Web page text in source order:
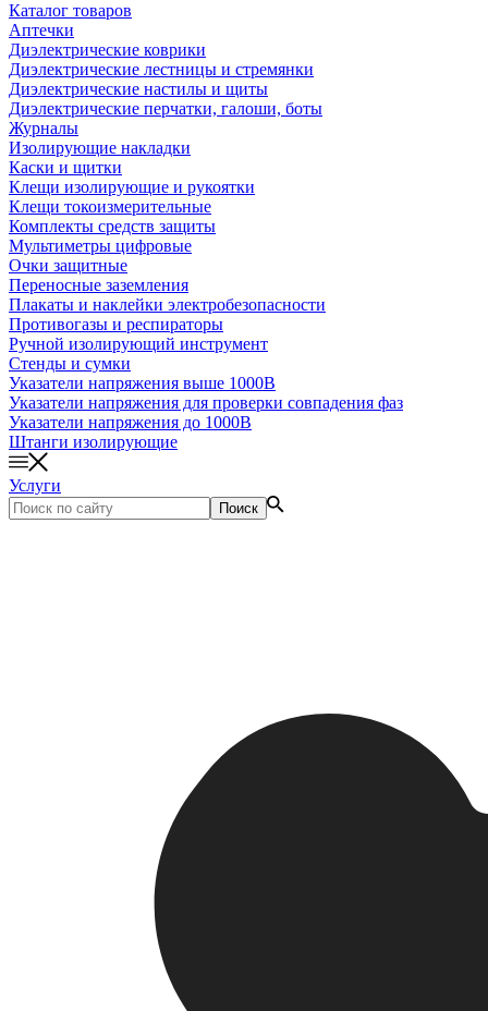
Каталог товаров
Аптечки
Диэлектрические коврики
Диэлектрические лестницы и стремянки
Диэлектрические настилы и щиты
Диэлектрические перчатки, галоши, боты
Журналы
Изолирующие накладки
Каски и щитки
Клещи изолирующие и рукоятки
Клещи токоизмерительные
Комплекты средств защиты
Мультиметры цифровые
Очки защитные
Переносные заземления
Плакаты и наклейки электробезопасности
Противогазы и респираторы
Ручной изолирующий инструмент
Стенды и сумки
Указатели напряжения выше 1000В
Указатели напряжения для проверки совпадения фаз
Указатели напряжения до 1000В
Штанги изолирующие
Услуги